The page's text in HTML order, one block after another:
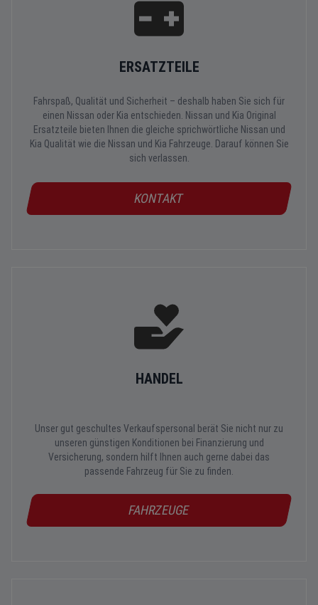
ERSATZTEILE
Fahrspaß, Qualität und Sicherheit – deshalb haben Sie sich für
einen Nissan oder Kia entschieden. Nissan und Kia Original
Ersatzteile bieten Ihnen die gleiche sprichwörtliche Nissan und
Kia Qualität wie die Nissan und Kia Fahrzeuge. Darauf können Sie
sich verlassen.
KONTAKT
HANDEL
Unser gut geschultes Verkaufspersonal berät Sie nicht nur zu
unseren günstigen Konditionen bei Finanzierung und
Versicherung, sondern hilft Ihnen auch gerne dabei das
passende Fahrzeug für Sie zu finden.
FAHRZEUGE